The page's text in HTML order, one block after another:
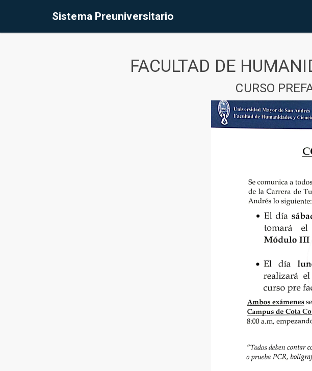
Sistema Preuniversitario
FACULTAD DE
CURSO